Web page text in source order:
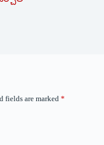
fields are marked *